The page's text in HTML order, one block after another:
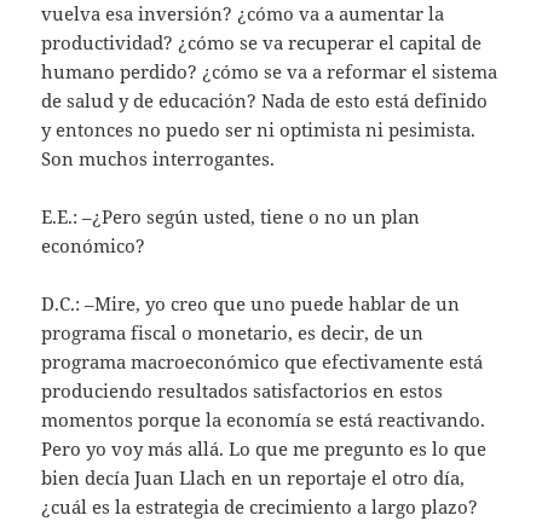
vuelva esa inversión? ¿cómo va a aumentar la
productividad? ¿cómo se va recuperar el capital de
humano perdido? ¿cómo se va a reformar el sistema
de salud y de educación? Nada de esto está definido
y entonces no puedo ser ni optimista ni pesimista.
Son muchos interrogantes.
E.E.: –¿Pero según usted, tiene o no un plan
económico?
D.C.: –Mire, yo creo que uno puede hablar de un
programa fiscal o monetario, es decir, de un
programa macroeconómico que efectivamente está
produciendo resultados satisfactorios en estos
momentos porque la economía se está reactivando.
Pero yo voy más allá. Lo que me pregunto es lo que
bien decía Juan Llach en un reportaje el otro día,
¿cuál es la estrategia de crecimiento a largo plazo?